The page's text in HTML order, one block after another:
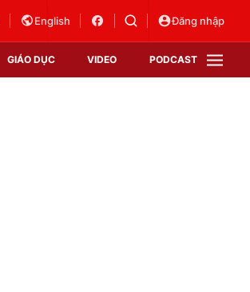
English Đăng nhập
GIÁO DỤC VIDEO PODCAST